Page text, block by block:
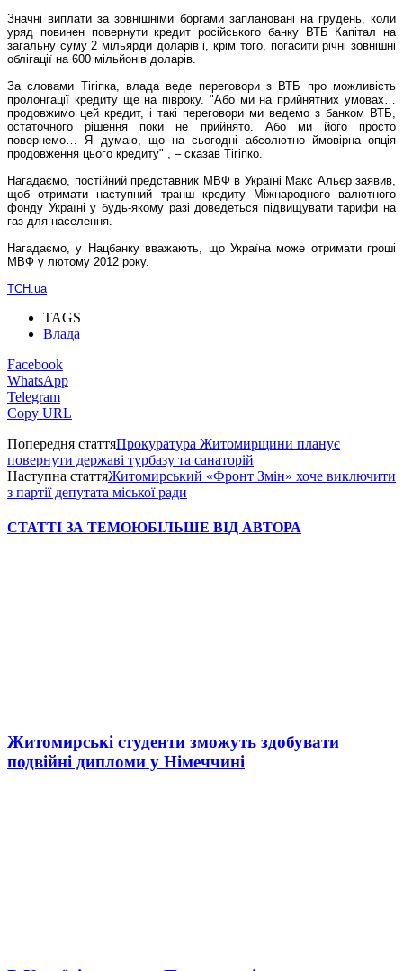
Значні виплати за зовнішніми боргами заплановані на грудень, коли
уряд повинен повернути кредит російського банку ВТБ Капітал на
загальну суму 2 мільярди доларів і, крім того, погасити річні зовнішні
облігації на 600 мільйонів доларів.
За словами Тігіпка, влада веде переговори з ВТБ про можливість
пролонгації кредиту ще на півроку. "Або ми на прийнятних умовах…
продовжимо цей кредит, і такі переговори ми ведемо з банком ВТБ,
остаточного рішення поки не прийнято. Або ми його просто
повернемо… Я думаю, що на сьогодні абсолютно ймовірна опція
продовження цього кредиту" , – сказав Тігіпко.
Нагадаємо, постійний представник МВФ в Україні Макс Альєр заявив,
щоб отримати наступний транш кредиту Міжнародного валютного
фонду Україні у будь-якому разі доведеться підвищувати тарифи на
газ для населення.
Нагадаємо, у Нацбанку вважають, що Україна може отримати гроші
МВФ у лютому 2012 року.
ТСН.ua
TAGS
Влада
Facebook
WhatsApp
Telegram
Copy URL
Попередня статтяПрокуратура Житомирщини планує
повернути державі турбазу та санаторій
Наступна статтяЖитомирський «Фронт Змін» хоче виключити
з партії депутата міської ради
СТАТТІ ЗА ТЕМОЮБІЛЬШЕ ВІД АВТОРА
Житомирські студенти зможуть здобувати
подвійні дипломи у Німеччині